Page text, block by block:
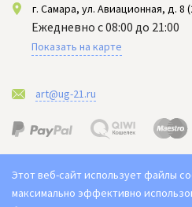
г. Самара, ул. Авиационная, д. 8
Ежедневно с 08:00 до 21:00
Показать на карте
art@ug-21.ru
Этот веб-сайт использует файлы
максимально эффективно